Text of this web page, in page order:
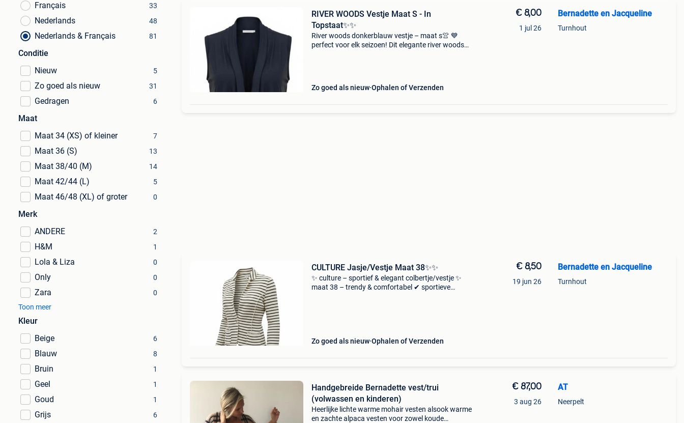
Français
33
Nederlands 48
Nederlands & Français 81
Conditie
Nieuw
5
Zo goed als nieuw 31
Gedragen 6
Maat
Maat 34 (XS) of kleiner
7
Maat 36 (S) 13
Maat 38/40 (M) 14
Maat 42/44 (L) 5
Maat 46/48 (XL) of groter 0
Merk
ANDERE
2
H&M 1
Lola & Liza 0
Only 0
Zara
0
Toon meer
Kleur
Beige
6
Blauw 8
Bruin 1
Geel 1
Goud 1
Grijs 6
RIVER WOODS Vestje Maat S - In
Topstaat✨️✨️
River woods donkerblauw vestje – maat s👚 💙
perfect voor elk seizoen! Dit elegante river woods
Zo goed als nieuw Ophalen of Verzenden
€ 8,00
1 jul 26
Bernadette en Jacqueline
Turnhout
CULTURE Jasje/Vestje Maat 38✨️✨️
✨ culture – sportief & elegant colbertje/vestje ✨
maat 38 – trendy & comfortabel ✔ sportieve
Zo goed als nieuw Ophalen of Verzenden
€ 8,50
19 jun 26
Bernadette en Jacqueline
Turnhout
Handgebreide Bernadette vest/trui
(volwassen en kinderen)
Heerlijke lichte warme mohair vesten alsook warme
en zachte alpaca vesten voor zowel koude
€ 87,00
3 aug 26
AT
Neerpelt